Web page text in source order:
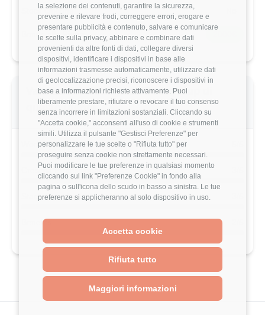
la selezione dei contenuti, garantire la sicurezza,
prevenire e rilevare frodi, correggere errori, erogare e
presentare pubblicità e contenuto, salvare e comunicare
le scelte sulla privacy, abbinare e combinare dati
provenienti da altre fonti di dati, collegare diversi
dispositivi, identificare i dispositivi in base alle
informazioni trasmesse automaticamente, utilizzare dati
di geolocalizzazione precisi, riconoscere i dispositivi in
base a informazioni richieste attivamente. Puoi
liberamente prestare, rifiutare o revocare il tuo consenso
senza incorrere in limitazioni sostanziali. Cliccando su
"Accetta cookie," acconsenti all'uso di cookie e strumenti
simili. Utilizza il pulsante "Gestisci Preferenze" per
personalizzare le tue scelte o "Rifiuta tutto" per
proseguire senza cookie non strettamente necessari.
Puoi modificare le tue preferenze in qualsiasi momento
cliccando sul link "Preferenze Cookie" in fondo alla
pagina o sull'icona dello scudo in basso a sinistra. Le tue
preferenze si applicheranno al solo dispositivo in uso.
Accetta cookie
Rifiuta tutto
Maggiori informazioni
Stock Options
Bonus alla Firma
Valutazione dettagliata Dedagroup di
questo utente
Work-Life Balance
Crescita Professionale
Stack Tecnologico
Benefits